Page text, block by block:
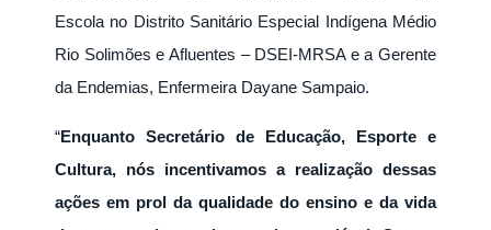
Escola no Distrito Sanitário Especial Indígena Médio
Rio Solimões e Afluentes – DSEI-MRSA e a Gerente
da Endemias, Enfermeira Dayane Sampaio.
“Enquanto Secretário de Educação, Esporte e
Cultura, nós incentivamos a realização dessas
ações em prol da qualidade do ensino e da vida